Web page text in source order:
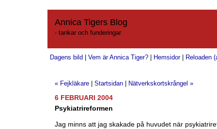
Annica Tigers Blog
- tankar och funderingar
Dagens bild Vem är Annica Tiger? Hemsidor| Reloaden
« Fejkläkare Startsidan
Nätverkskortskrångel »
6 FEBRUARI 2004
Psykiatrireformen
Jag minns att jag skakade på huvudet när